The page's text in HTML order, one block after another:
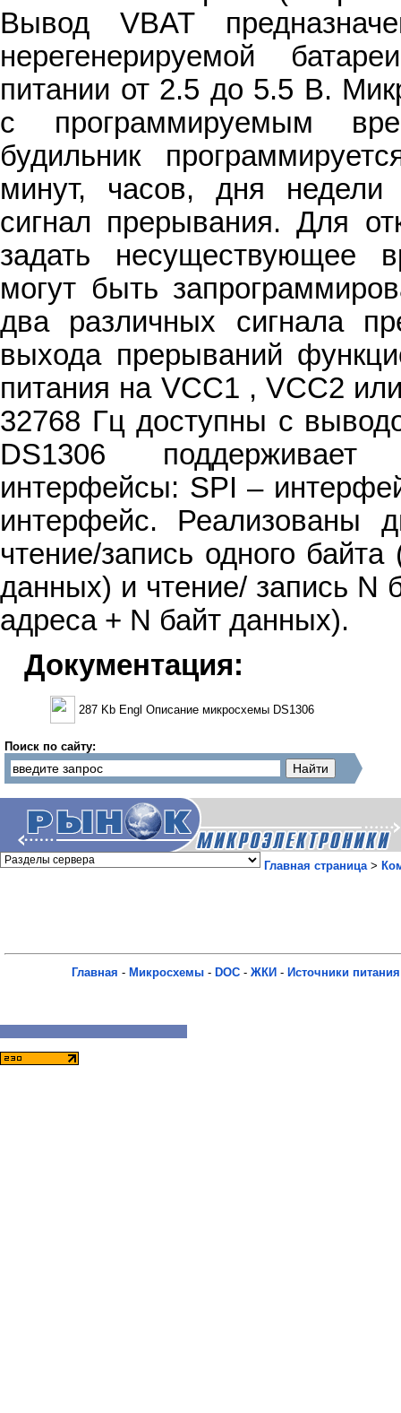
Вывод VBAT
нерегенерируемой
питании от 2.5 до 5.5 В.
с программируемым
будильник
минут, часов, дня недели
сигнал прерывания. Для
задать несуществующее
могут быть
два различных сигнала
выхода прерываний
питания на VCC1 , VCC2
32768 Гц доступны с
DS1306 поддерживает
интерфейсы: SPI –
интерфейс. Реализованы
чтение/запись одного
данных) и чтение/ запись N
адреса + N байт данных).
Документация:
287 Kb Engl Описание микросхемы DS1306
Поиск по сайту:
Главная страница>
Главная - Микросхемы - DOC - ЖКИ - Источники питания